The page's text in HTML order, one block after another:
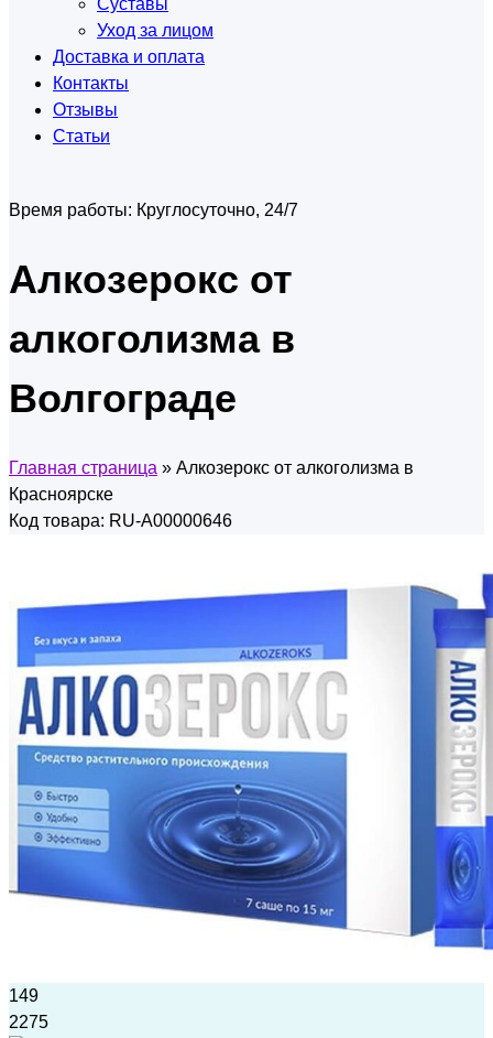
Суставы
Уход за лицом
Доставка и оплата
Контакты
Отзывы
Статьи
Время работы: Круглосуточно, 24/7
Алкозерокс от
алкоголизма в
Волгограде
Главная страница » Алкозерокс от алкоголизма в
Красноярске
Код товара: RU-A00000646
149
2275